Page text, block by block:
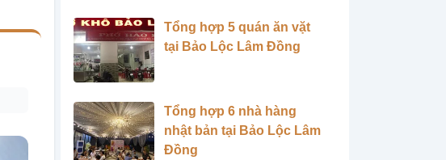
Tổng hợp 5 quán ăn vặt
tại Bảo Lộc Lâm Đồng
Tổng hợp 6 nhà hàng
nhật bản tại Bảo Lộc Lâm
Đồng